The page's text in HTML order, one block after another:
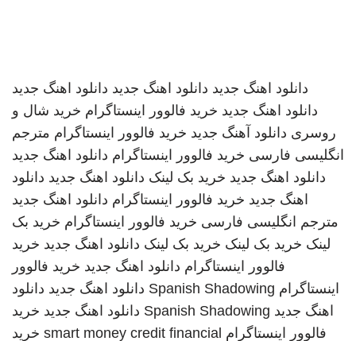
دانلود اهنگ جدید دانلود اهنگ جدید دانلود اهنگ جدید
دانلود اهنگ جدید خرید فالوور اینستاگرام خرید شال و
روسری دانلود آهنگ جدید خرید فالوور اینستاگرام مترجم
انگلیسی فارسی خرید فالوور اینستاگرام دانلود اهنگ جدید
دانلود اهنگ جدید خرید بک لینک دانلود اهنگ جدید دانلود
اهنگ جدید خرید فالوور اینستاگرام دانلود اهنگ جدید
مترجم انگلیسی فارسی خرید فالوور اینستاگرام خرید بک
لینک خرید بک لینک خرید بک لینک دانلود اهنگ جدید خرید
فالوور اینستاگرام دانلود اهنگ جدید خرید فالوور
اینستاگرام Spanish Shadowing دانلود اهنگ جدید دانلود
اهنگ جدید Spanish Shadowing دانلود اهنگ جدید خرید
فالوور اینستاگرام smart money credit financial خرید